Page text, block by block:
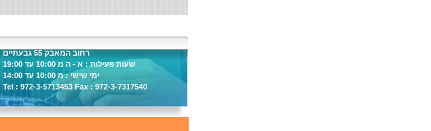
רחוב המאבק 55 גבעתיים
שעות פעילות : א - ה מ 10:00 עד 19:00
ימי שישי : מ 10:00 עד 14:00
Tel : 972-3-5713453 Fax : 972-3-7317540